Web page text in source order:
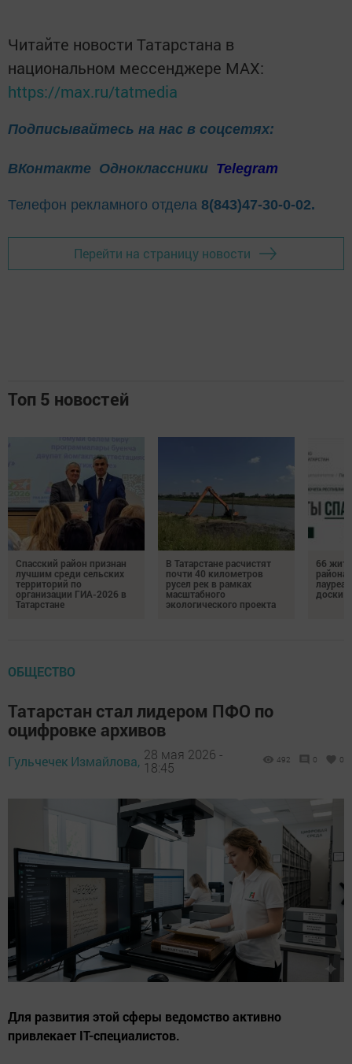
Читайте новости Татарстана в
национальном мессенджере MАХ:
https://max.ru/tatmedia
Подписывайтесь на нас в соцсетях:
ВКонтакте Одноклассники Telegram
Телефон рекламного отдела 8(843)47-30-0-02.
Перейти на страницу новости
Топ 5 новостей
Спасский район признан
лучшим среди сельских
территорий по
организации ГИА-2026 в
Татарстане
В Татарстане расчистят
почти 40 километров
русел рек в рамках
масштабного
экологического проекта
66
района
доски
ОБЩЕСТВО
Татарстан стал лидером ПФО по
оцифровке архивов
Гульчечек Измайлова, 28 мая 2026 -
18:45
492 0 0
Для развития этой сферы ведомство активно
привлекает IT-специалистов.